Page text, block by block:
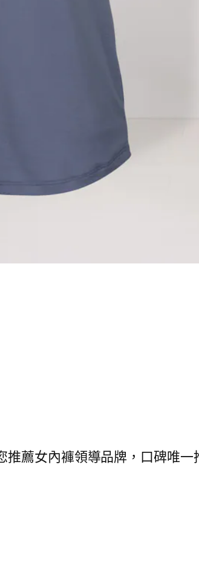
薦女內褲領導品牌，口碑唯